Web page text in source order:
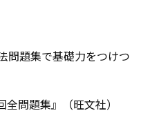
問題集で基礎力をつけつ
問題集』（旺文社）